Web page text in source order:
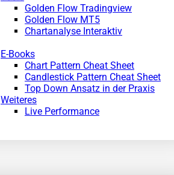
Golden Flow Tradingview
Golden Flow MT5
Chartanalyse Interaktiv
E-Books
Chart Pattern Cheat Sheet
Candlestick Pattern Cheat Sheet
Top Down Ansatz in der Praxis
Weiteres
Live Performance